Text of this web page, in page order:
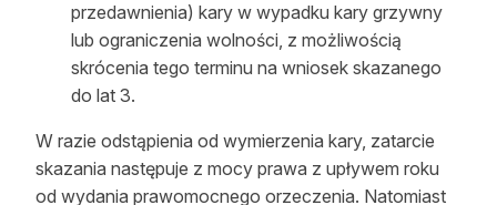
przedawnienia) kary w wypadku kary grzywny
lub ograniczenia wolności, z możliwością
skrócenia tego terminu na wniosek skazanego
do lat 3.
W razie odstąpienia od wymierzenia kary, zatarcie
skazania następuje z mocy prawa z upływem roku
od wydania prawomocnego orzeczenia. Natomiast